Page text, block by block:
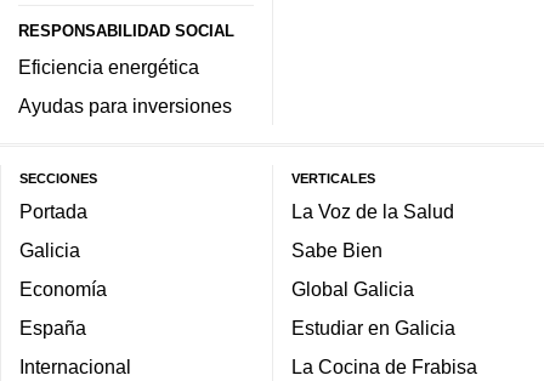
RESPONSABILIDAD SOCIAL
Eficiencia energética
Ayudas para inversiones
SECCIONES
Portada
Galicia
Economía
España
Internacional
VERTICALES
La Voz de la Salud
Sabe Bien
Global Galicia
Estudiar en Galicia
La Cocina de Frabisa